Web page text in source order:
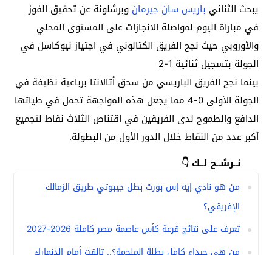
يبحث الثنائي باريس سان جيرمان وبرشلونة عن تحقيق الفوز
في مباراة اليوم لمواصلة الانجازات على المستوى المحلي
والأوروبي حيث نجح الفريق الكتالوني في اجتياز نيوكاسل في
الجولة بتسجيل ثنائية 1-2
بينما نجح الفريق الباريسي من سحق أتالانتا برباعية نظيفة في
الجولة الأولى 0-4 مما يجعل هذه المواجهة تحمل في طياتها
الدافع والطموح لدى الفريقين في اقتناص الثلاث نقاط لتجميع
أكبر عدد من النقاط خلال الدور الأول من البطولة.
نــرشــح لــك 👇
من هو نادي إيه إس بورت بطل جيبوتي طريق الزمالك
الإفريقي؟
تعرف على نتائج قرعة كأس عاصمة مصر كاملة 2026-2027